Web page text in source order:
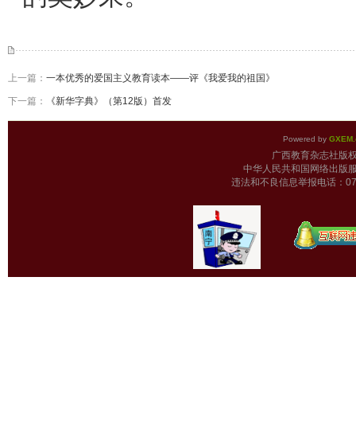
上一篇： 一本优秀的爱国主义教育读本——评《我爱我的祖国》
下一篇： 《新华字典》（第12版）首发
Powered by
广西教育杂志
中华人民共和国网络出版
违法和不良信息举报电话：